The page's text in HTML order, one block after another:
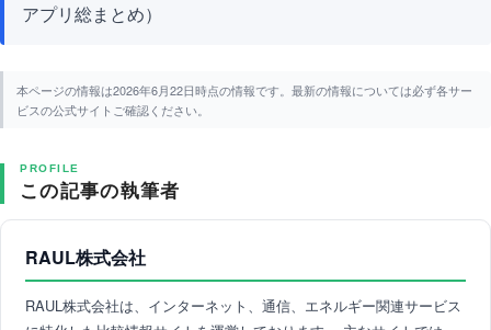
アプリ総まとめ）
本ページの情報は2026年6月22日時点の情報です。最新の情報については必ず各サー
ビスの公式サイトご確認ください。
PROFILE
この記事の執筆者
RAUL株式会社
RAUL株式会社は、インターネット、通信、エネルギー関連サービス